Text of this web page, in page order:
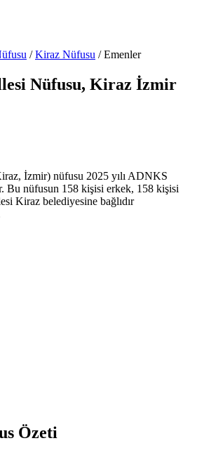
/ Kiraz Nüfusu /Emenler
Nüfusu, Kiraz İzmir
İzmir) nüfusu 2025 yılı ADNKS
Bu nüfusun 158 kişisi erkek, 158 kişisi
Kiraz belediyesine bağlıdır
Özeti